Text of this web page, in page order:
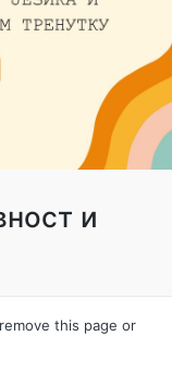
и
this page or